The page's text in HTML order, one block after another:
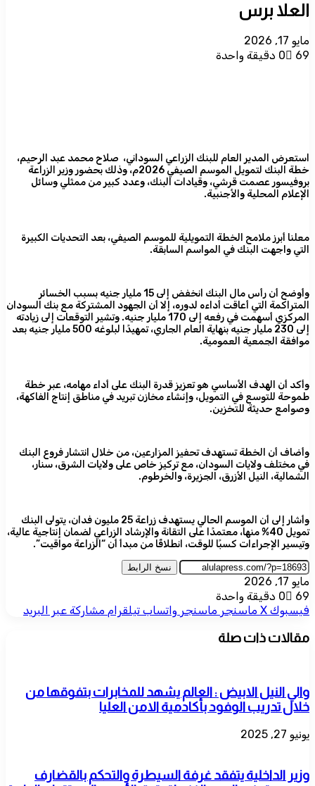
العلا برس
مايو 17, 2026
0
69 دقيقة واحدة
استعرض المدير العام للبنك الزراعي السوداني، صلاح محمد عبد الرحيم،
خطة البنك لتمويل الموسم الصيفي 2026م، وذلك بحضور وزير الزراعة
بروفيسور عصمت قرشي، وقيادات البنك، وعدد كبير من ممثلي وسائل
الإعلام المحلية والأجنبية.
معلنا أبرز ملامح الخطة التمويلية للموسم الصيفي، بعد التحديات الكبيرة
التي واجهت البنك في المواسم السابقة.
وأوضح أن رأس مال البنك انخفض إلى 15 مليار جنيه بسبب الخسائر
المتراكمة التي أعاقت أداءه لدوره، إلا أن الجهود المشتركة مع بنك السودان
المركزي أسهمت في رفعه إلى 170 مليار جنيه. وتشير التوقعات إلى زيادته
إلى 230 مليار جنيه بنهاية العام الجاري، تمهيدًا لبلوغه 500 مليار جنيه بعد
موافقة الجمعية العمومية.
وأكد أن الهدف الأساسي هو تعزيز قدرة البنك على أداء مهامه، عبر خطة
طموحة للتوسع في التمويل، وإنشاء مخازن تبريد في مناطق إنتاج الفاكهة،
وصوامع حديثة للتخزين.
وأضاف أن الخطة تستهدف تحفيز المزارعين، من خلال انتشار فروع البنك
في مختلف ولايات السودان، مع تركيز خاص على ولايات الشرق، سنار،
الشمالية، النيل الأزرق، الجزيرة، والخرطوم.
وأشار إلى أن الموسم الحالي يستهدف زراعة 25 مليون فدان، يتولى البنك
تمويل 40% منها، معتمدًا على التقانة والإرشاد الزراعي لضمان إنتاجية عالية،
وتيسير الإجراءات كسبًا للوقت، انطلاقًا من مبدأ أن “الزراعة مواقيت”.
نسخ الرابط
مايو 17, 2026
0
69
دقيقة واحدة
فيسبوك ‫X ماسنجر ماسنجر واتساب تيلقرام مشاركة عبر البريد
مقالات ذات صلة
والي النيل الابيض : العالم يشهد للمخابرات بتفوقها من
خلال تدريب الوفود بأكادمية الامن العليا
يونيو 27, 2025
وزير الداخلية يتفقد غرفة السيطرة والتحكم بالقضارف